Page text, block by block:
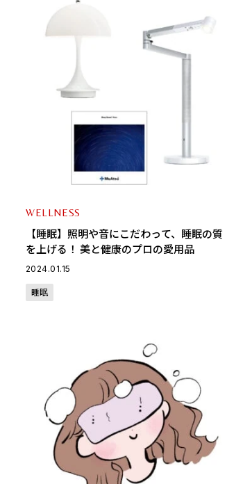
WELLNESS
【睡眠】照明や音にこだわって、睡眠の質
を上げる！ 美と健康のプロの愛用品
2024.01.15
睡眠